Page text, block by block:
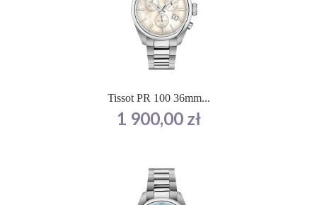
Tissot PR 100 36mm...
Cena
1 900,00 zł